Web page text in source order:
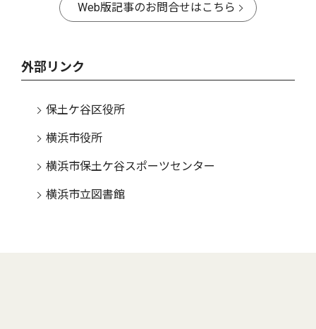
Web版記事のお問合せはこちら
外部リンク
保土ケ谷区役所
横浜市役所
横浜市保土ケ谷スポーツセンター
横浜市立図書館